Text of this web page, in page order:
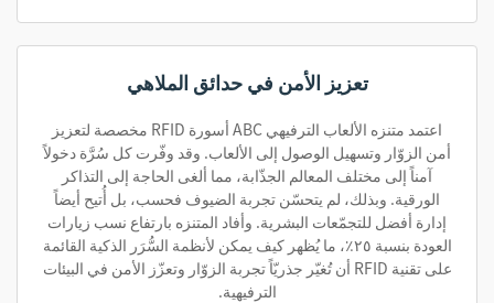
تعزيز الأمن في حدائق الملاهي
اعتمد متنزه الألعاب الترفيهي ABC أسورة RFID مخصصة لتعزيز
أمن الزوّار وتسهيل الوصول إلى الألعاب. وقد وفّرت كل سُرَّة دخولاً
آمناً إلى مختلف المعالم الجذّابة، مما ألغى الحاجة إلى التذاكر
الورقية. وبذلك، لم يتحسّن تجربة الضيوف فحسب، بل أُتيح أيضاً
إدارة أفضل للتجمّعات البشرية. وأفاد المتنزه بارتفاع نسب زيارات
العودة بنسبة ٢٥٪، ما يُظهر كيف يمكن لأنظمة السُّرَر الذكية القائمة
على تقنية RFID أن تُغيّر جذريّاً تجربة الزوّار وتعزّز الأمن في البيئات
الترفيهية.